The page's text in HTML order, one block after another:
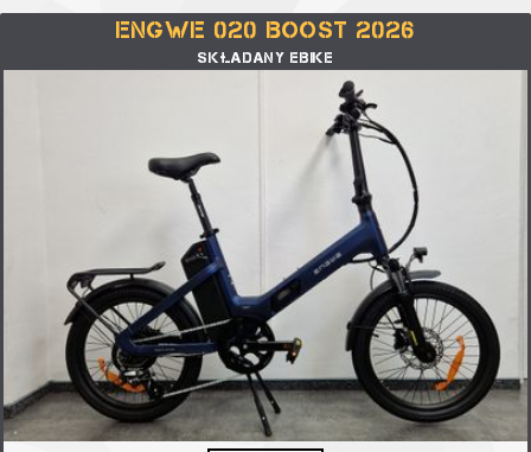
ENGWE 020 BOOST 2026
SKŁADANY EBIKE